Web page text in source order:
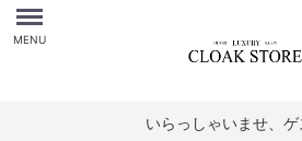
Menu
MENU
いらっしゃいませ、ゲ